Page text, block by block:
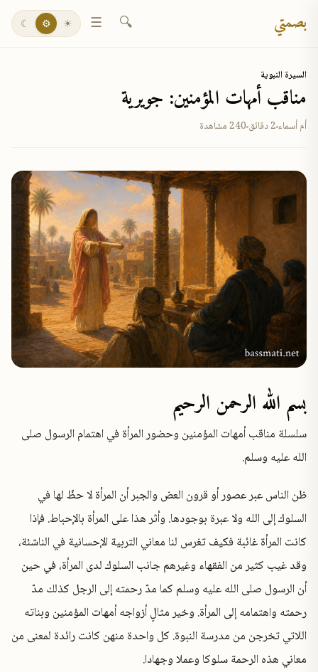
✕
بصمتي 🔍
☰
☀
⚙
☾
السيرة النبوية
مناقب أمهات المؤمنين: جويرية
أم أسماء2 دقائق 240 مشاهدة
بسم الله الرحمن الرحيم
سلسلة مناقب أمهات المؤمنين وحضور المرأة في اهتمام الرسول صلى
الله عليه وسلم.
ظن الناس عبر عصور أو قرون العض والجبر أن المرأة لا حظّ لها في
السلوك إلى الله ولا عبرة بوجودها. وأثر هذا على المرأة بالإحباط. فإذا
كانت المرأة غائبة فكيف تغرس لنا معاني التربية الإحسانية في الناشئة،
وقد غيب كثير من الفقهاء وغيرهم جانب السلوك لدى المرأة، في حين
أن الرسول صلى الله عليه وسلم كما مدّ رحمته إلى الرجل كذلك مدّ
رحمته واهتمامه إلى المرأة. وخير مثالٍ أزواجه أمهات المؤمنين وبناته
اللاتي تخرجن من مدرسة النبوة. كل واحدة منهن كانت رائدة لمعنى من
معاني هذه الرحمة سلوكا وعملا وجهادا.